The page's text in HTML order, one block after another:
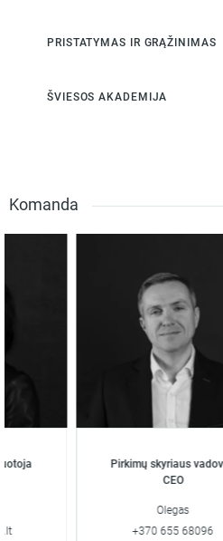
PRISTATYMAS IR GRĄŽINIMAS
ŠVIESOS AKADEMIJA
Komanda
Pirkimų skyriaus vadovas
CEO
Olegas
+370 655 68096